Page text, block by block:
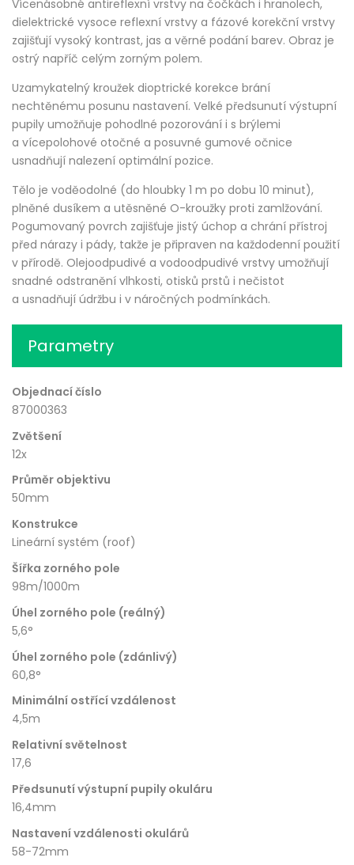
Vícenásobné antireflexní vrstvy na čočkách i hranolech,
dielektrické vysoce reflexní vrstvy a fázové korekční vrstvy
zajišťují vysoký kontrast, jas a věrné podání barev. Obraz je
ostrý napříč celým zorným polem.
Uzamykatelný kroužek dioptrické korekce brání
nechtěnému posunu nastavení. Velké předsunutí výstupní
pupily umožňuje pohodlné pozorování i s brýlemi
a vícepolohové otočné a posuvné gumové očnice
usnadňují nalezení optimální pozice.
Tělo je voděodolné (do hloubky 1 m po dobu 10 minut),
plněné dusíkem a utěsněné O-kroužky proti zamlžování.
Pogumovaný povrch zajišťuje jistý úchop a chrání přístroj
před nárazy i pády, takže je připraven na každodenní použití
v přírodě. Olejoodpudivé a vodoodpudivé vrstvy umožňují
snadné odstranění vlhkosti, otisků prstů i nečistot
a usnadňují údržbu i v náročných podmínkách.
Parametry
Objednací číslo
87000363
Zvětšení
12x
Průměr objektivu
50mm
Konstrukce
Lineární systém (roof)
Šířka zorného pole
98m/1000m
Úhel zorného pole (reálný)
5,6°
Úhel zorného pole (zdánlivý)
60,8°
Minimální ostřící vzdálenost
4,5m
Relativní světelnost
17,6
Předsunutí výstupní pupily okuláru
16,4mm
Nastavení vzdálenosti okulárů
58-72mm